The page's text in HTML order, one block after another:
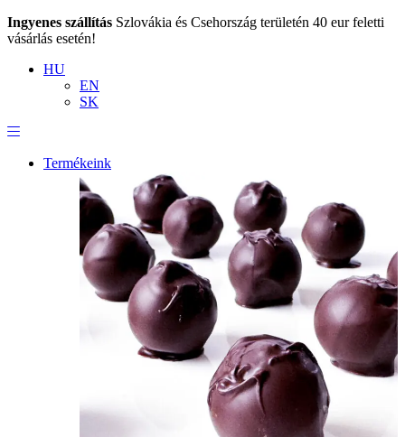
Ingyenes szállítás Szlovákia és Csehország területén 40 eur feletti
vásárlás esetén!
HU
EN
SK
Termékeink